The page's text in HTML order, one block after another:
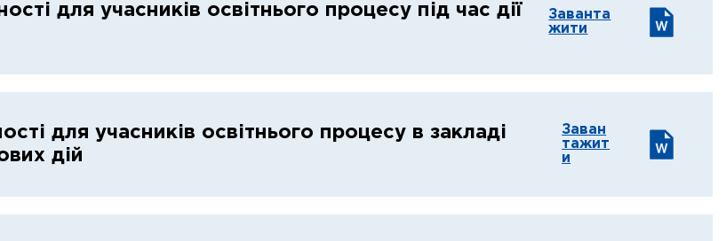
для учасників освітнього процесу під час дії
Заванта
жити
для учасників освітнього процесу в закладі
дій
Заван
тажит
и